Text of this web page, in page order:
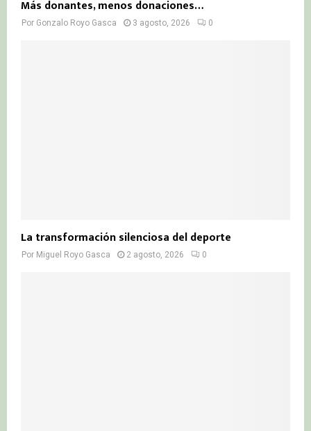
Más donantes, menos donaciones…
Por Gonzalo Royo Gasca 3 agosto, 2026 0
La transformación silenciosa del deporte
Por Miguel Royo Gasca 2 agosto, 2026 0